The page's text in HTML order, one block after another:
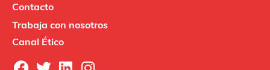
Contacto
Trabaja con nosotros
Canal Ético